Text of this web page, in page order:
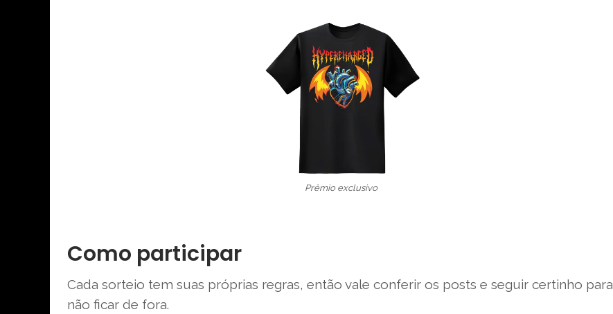
Prêmio exclusivo
Como participar
Cada sorteio tem suas próprias regras, então vale conferir os posts e seguir certinho para
não ficar de fora.